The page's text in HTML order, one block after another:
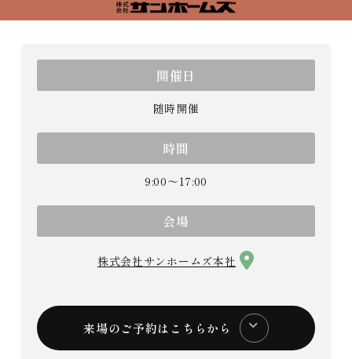
開催日
随時開催
時間
9:00～17:00
会場
株式会社サンホームズ本社
来場のご予約はこちらから